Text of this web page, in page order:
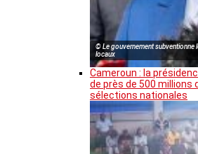
© Le gouvernement subventionne
locaux
Cameroun : la
de près de 500 millions
sélections nationales